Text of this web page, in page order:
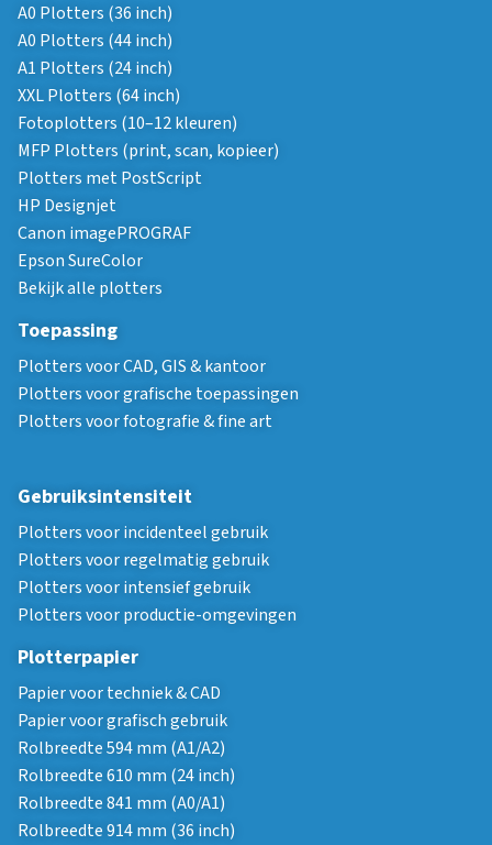
A0 Plotters (36 inch)
A0 Plotters (44 inch)
A1 Plotters (24 inch)
XXL Plotters (64 inch)
Fotoplotters (10–12 kleuren)
MFP Plotters (print, scan, kopieer)
Plotters met PostScript
HP Designjet
Canon imagePROGRAF
Epson SureColor
Bekijk alle plotters
Toepassing
Plotters voor CAD, GIS & kantoor
Plotters voor grafische toepassingen
Plotters voor fotografie & fine art
Gebruiksintensiteit
Plotters voor incidenteel gebruik
Plotters voor regelmatig gebruik
Plotters voor intensief gebruik
Plotters voor productie-omgevingen
Plotterpapier
Papier voor techniek & CAD
Papier voor grafisch gebruik
Rolbreedte 594 mm (A1/A2)
Rolbreedte 610 mm (24 inch)
Rolbreedte 841 mm (A0/A1)
Rolbreedte 914 mm (36 inch)